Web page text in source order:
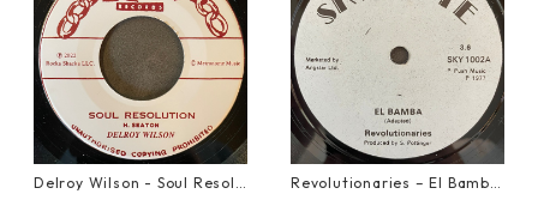
Delroy Wilson - Soul Resolu
Revolutionaries – El Bamba